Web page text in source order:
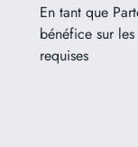
En tant que
bénéfice sur
requises